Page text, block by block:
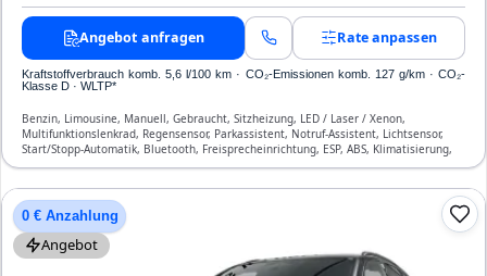
Angebot anfragen Rate anpassen
Kraftstoffverbrauch komb. 5,6 l/100 km · CO₂-Emissionen komb. 127 g/km · CO₂-
Klasse D · WLTP*
Benzin, Limousine, Manuell, Gebraucht, Sitzheizung, LED / Laser / Xenon,
Multifunktionslenkrad, Regensensor, Parkassistent, Notruf-Assistent, Lichtsensor,
Start/Stopp-Automatik, Bluetooth, Freisprecheinrichtung, ESP, ABS, Klimatisierung,
Front-, Seiten- und weitere Airbags
0 € Anzahlung
Angebot